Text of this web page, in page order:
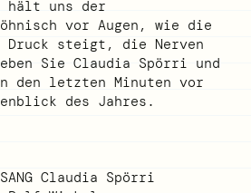
hält uns der
vor Augen, wie die
steigt, die Nerven
Sie Claudia Spörri und
den letzten Minuten vor
des Jahres.
Claudia Spörri